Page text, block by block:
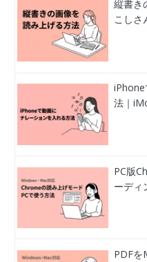
縦書き
こしさ
法｜
PC版
ーディ
PDFを